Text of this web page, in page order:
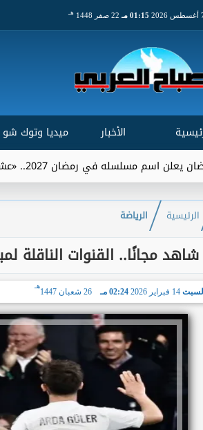
01:15 مـ 22 صفر 1448 هـ
الأخبار ميديا وتوك شو
يجمعه ببيتر ميمي
الرئيسية الرياضة
شاهد مجانًا.. القنوات الناقلة
14 فبراير 2026 02:24 مـ 26 شعبان 1447
هـ